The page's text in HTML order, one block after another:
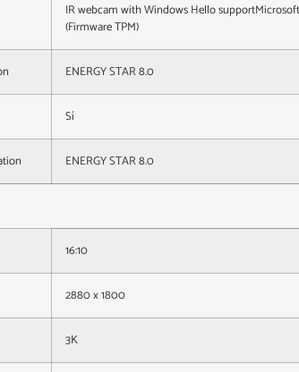
IR webcam with Windows Hello
(Firmware TPM)
ENERGY STAR 8.0
Sí
ENERGY STAR 8.0
16:10
2880 x 1800
3K